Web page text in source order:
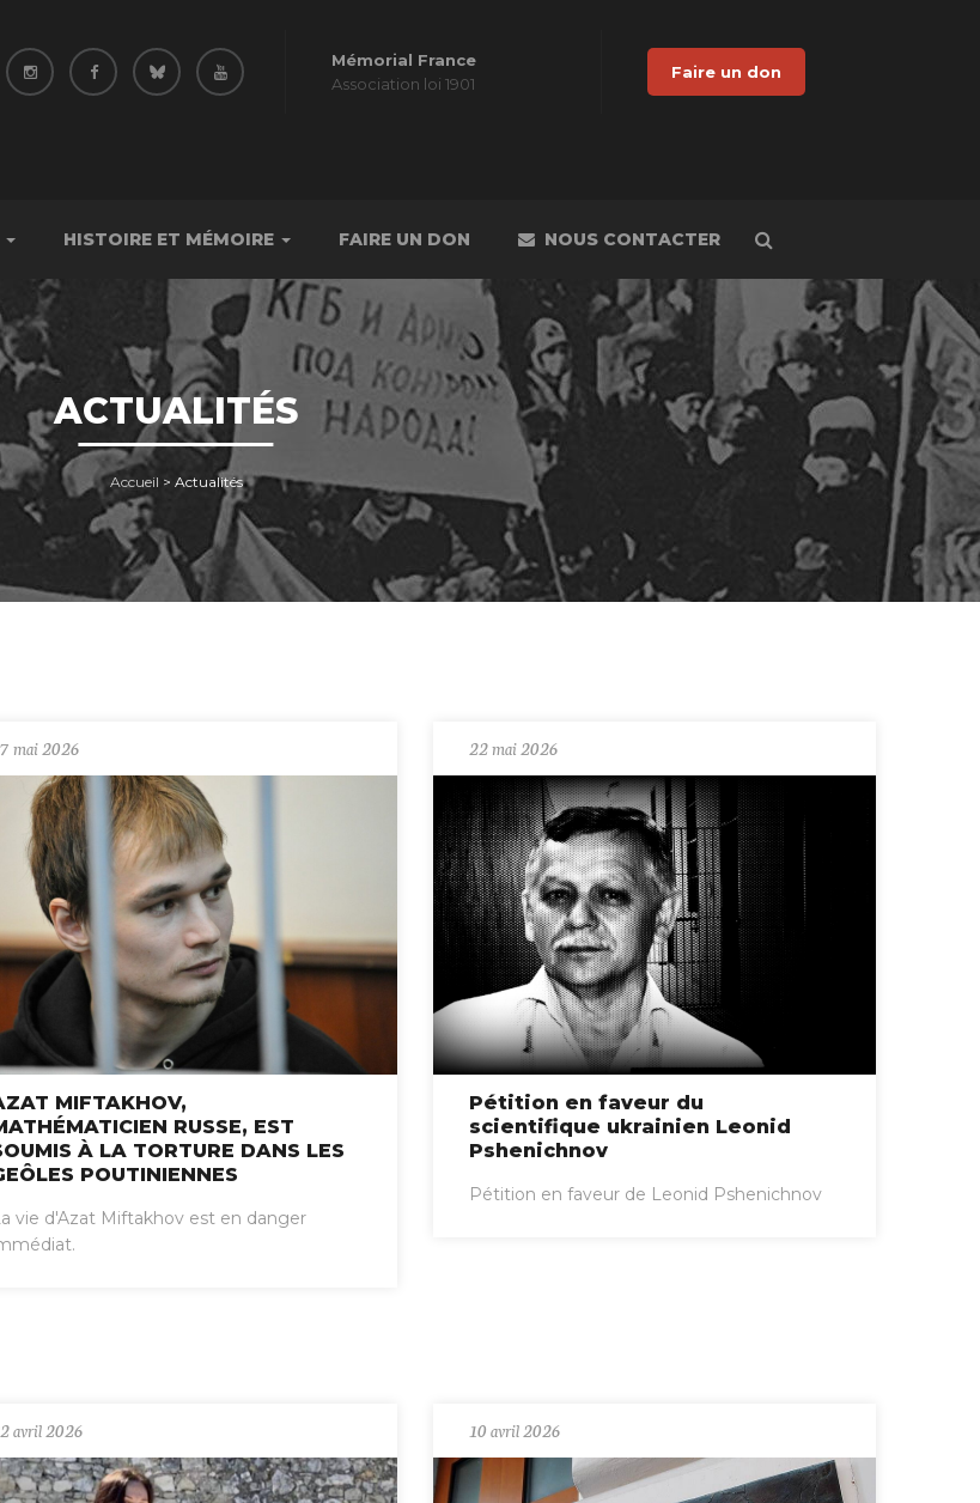
Mémorial France
Association loi 1901
Faire un don
HISTOIRE ET MÉMOIRE FAIRE UN DON NOUS CONTACTER
ACTUALITÉS
Accueil > Actualités
mai 2026
MIFTAKHOV,
RUSSE, EST
À LA TORTURE DANS LES
POUTINIENNES
vie d'Azat Miftakhov est en danger
22 mai 2026
Pétition en faveur du
scientifique ukrainien Leonid
Pshenichnov
Pétition en faveur de Leonid Pshenichnov
avril 2026 10 avril 2026